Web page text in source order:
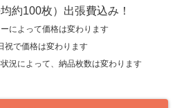
約100枚）出張費込み！
によって価格は変わります
祝で価格は変わります
況によって、納品枚数は変わります